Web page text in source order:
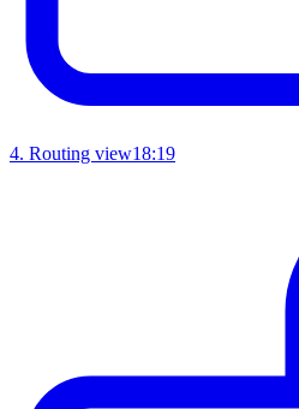
4. Routing view18:19